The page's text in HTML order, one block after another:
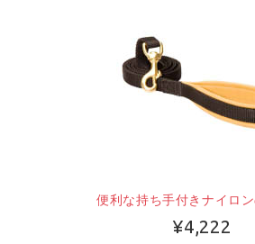
便利な持ち手付きナイロ
¥4,222